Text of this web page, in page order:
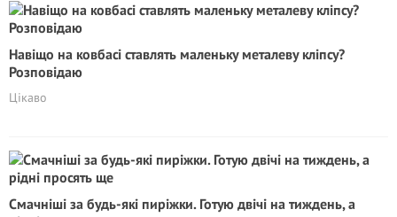
Навіщо на ковбасі ставлять маленьку металеву кліпсу?
Розповідаю
Цікаво
Смачніші за будь-які пиріжки. Готую двічі на тиждень, а